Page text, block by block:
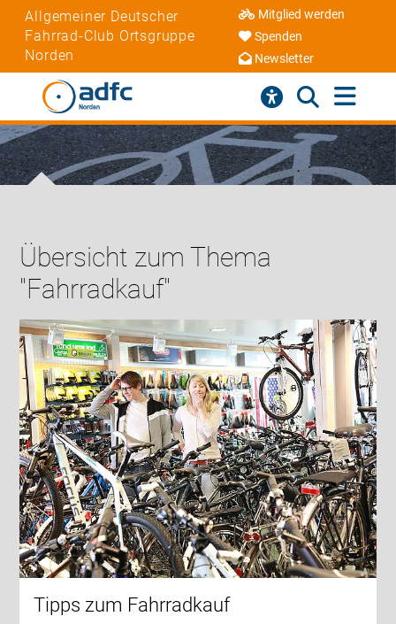
Allgemeiner Deutscher
Fahrrad-Club Ortsgruppe
Norden
Mitglied werden
Spenden
Newsletter
Übersicht zum Thema
"Fahrradkauf"
Tipps zum Fahrradkauf